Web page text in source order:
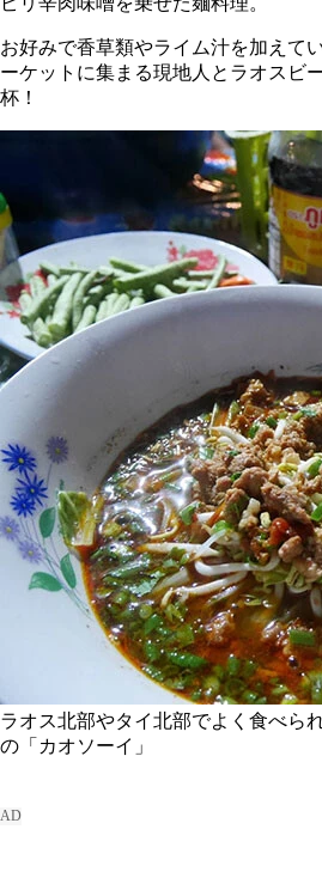
お好みで香草類やライム汁を加えて
ーケットに集まる現地人とラオスビ
杯！
ラオス北部やタイ北部でよく食べら
の「カオソーイ」